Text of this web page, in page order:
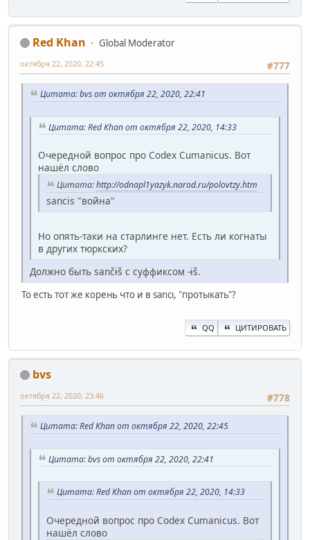
Red Khan
Global Moderator
#777
октября 22, 2020, 22:45
Цитата: bvs от октября 22, 2020, 22:41
Цитата: Red Khan от октября 22, 2020, 14:33
Очередной вопрос про Codex Cumanicus. Вот
нашёл слово
Цитата:http://odnapl1yazyk.narod.ru/polovtzy.htm
sancis "война"
Но опять-таки на старлинге нет. Есть ли когнаты
в других тюркских?
Должно быть sančɨš с суффиксом -ɨš.
То есть тот же корень что и в sancı, "протыкать"?
QQ ЦИТИРОВАТЬ
bvs
#778
октября 22, 2020, 23:46
Цитата: Red Khan от октября 22, 2020, 22:45
Цитата: bvs от октября 22, 2020, 22:41
Цитата: Red Khan от октября 22, 2020, 14:33
Очередной вопрос про Codex Cumanicus. Вот
нашёл слово